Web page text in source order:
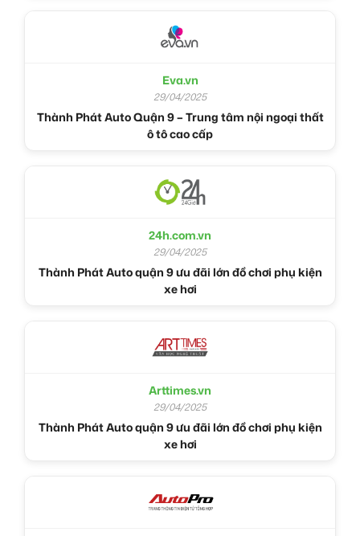
Eva.vn
29/04/2025
Thành Phát Auto Quận 9 – Trung tâm nội ngoại thất
ô tô cao cấp
24h.com.vn
29/04/2025
Thành Phát Auto quận 9 ưu đãi lớn đồ chơi phụ kiện
xe hơi
Arttimes.vn
29/04/2025
Thành Phát Auto quận 9 ưu đãi lớn đồ chơi phụ kiện
xe hơi